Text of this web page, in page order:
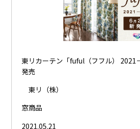
東リカーテン「fuful（フフル） 2021
発売
東リ（株）
窓商品
2021.05.21